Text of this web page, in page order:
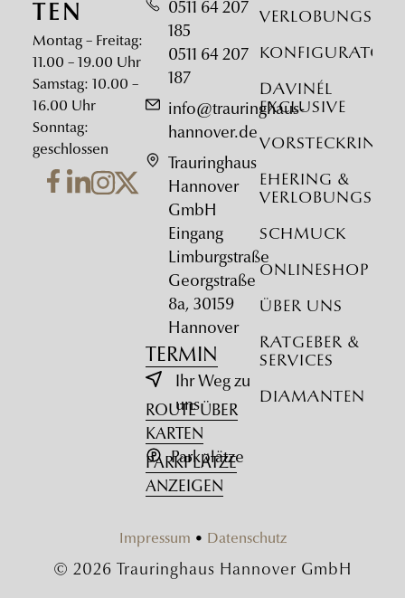
Konfigurator
DAVINÉL
Exclusive
Vorsteckringe
Ehering &
Schmuck
Onlineshop
Über uns
Ratgeber &
Services
Diamanten
0511 64 207
185
0511 64 207
187
info@trauringhaus-
hannover.de
Trauringhaus
Hannover
GmbH
Eingang
Limburgstraße
Georgstraße
8a, 30159
Hannover
TERMIN
Ihr Weg zu
uns
ROUTE ÜBER
KARTEN
Parkplätze
PARKPLÄTZE
ANZEIGEN
TEN
Montag – Freitag:
11.00 – 19.00 Uhr
Samstag: 10.00 –
16.00 Uhr
Sonntag:
geschlossen
Impressum • Datenschutz
© 2026 Trauringhaus Hannover GmbH